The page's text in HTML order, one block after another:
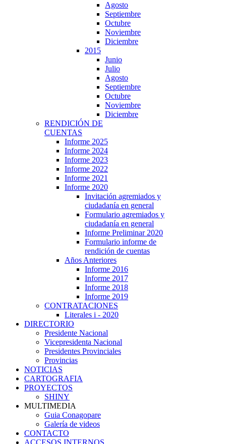
Agosto
Septiembre
Octubre
Noviembre
Diciembre
2015
Junio
Julio
Agosto
Septiembre
Octubre
Noviembre
Diciembre
RENDICIÓN DE
CUENTAS
Informe 2025
Informe 2024
Informe 2023
Informe 2022
Informe 2021
Informe 2020
Invitación agremiados y
ciudadanía en general
Formulario agremiados y
ciudadanía en general
Informe Preliminar 2020
Formulario informe de
rendición de cuentas
Años Anteriores
Informe 2016
Informe 2017
Informe 2018
Informe 2019
CONTRATACIONES
Literales i - 2020
DIRECTORIO
Presidente Nacional
Vicepresidenta Nacional
Presidentes Provinciales
Provincias
NOTICIAS
CARTOGRAFIA
PROYECTOS
SHINY
MULTIMEDIA
Guia Conagopare
Galería de videos
CONTACTO
ACCESOS INTERNOS